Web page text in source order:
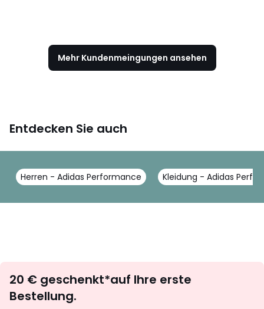
Mehr Kundenmeingungen ansehen
Entdecken Sie auch
Herren - Adidas Performance Kleidung - Adidas
abonnieren
20 € geschenkt*auf Ihre erste
Bestellung.